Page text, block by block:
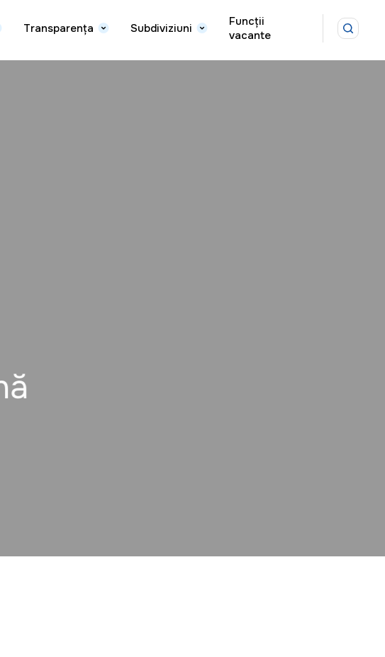
Transparența Subdiviziuni
Funcții
vacante